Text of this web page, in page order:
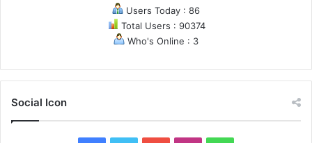
Users Today : 86
Total Users : 90374
Who's Online : 3
Social Icon